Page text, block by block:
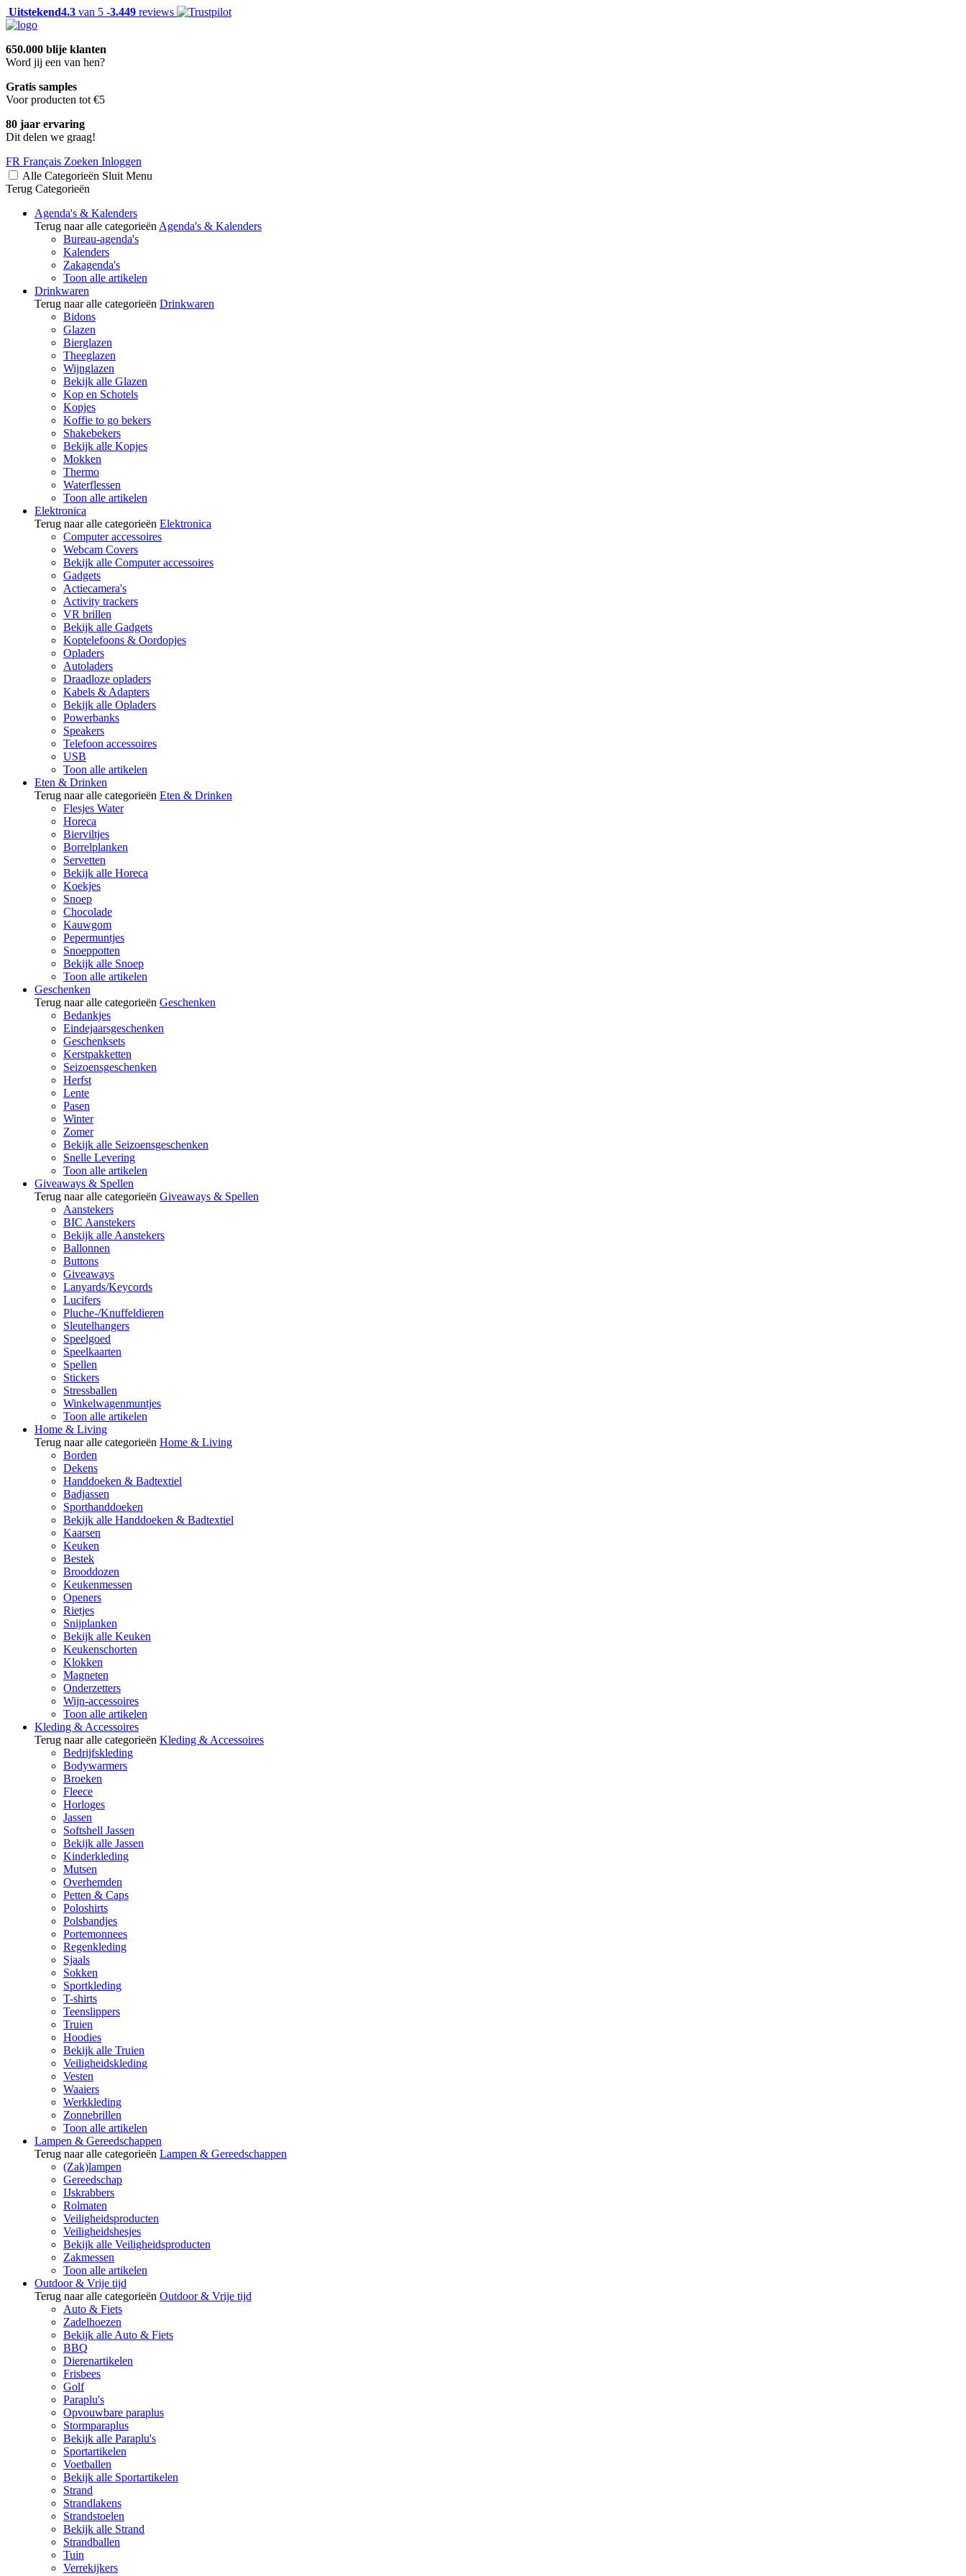
Uitstekend4.3 van 5 -3.449 reviews
650.000 blije klanten
Word jij een van hen?
Gratis samples
Voor producten tot €5
80 jaar ervaring
Dit delen we graag!
FR Français Zoeken Inloggen
Alle Categorieën Sluit Menu
Terug Categorieën
Agenda's & Kalenders
Terug naar alle categorieën Agenda's & Kalenders
Bureau-agenda's
Kalenders
Zakagenda's
Toon alle artikelen
Drinkwaren
Terug naar alle categorieën Drinkwaren
Bidons
Glazen
Bierglazen
Theeglazen
Wijnglazen
Bekijk alle Glazen
Kop en Schotels
Kopjes
Koffie to go bekers
Shakebekers
Bekijk alle Kopjes
Mokken
Thermo
Waterflessen
Toon alle artikelen
Elektronica
Terug naar alle categorieën Elektronica
Computer accessoires
Webcam Covers
Bekijk alle Computer accessoires
Gadgets
Actiecamera's
Activity trackers
VR brillen
Bekijk alle Gadgets
Koptelefoons & Oordopjes
Opladers
Autoladers
Draadloze opladers
Kabels & Adapters
Bekijk alle Opladers
Powerbanks
Speakers
Telefoon accessoires
USB
Toon alle artikelen
Eten & Drinken
Terug naar alle categorieën Eten & Drinken
Flesjes Water
Horeca
Bierviltjes
Borrelplanken
Servetten
Bekijk alle Horeca
Koekjes
Snoep
Chocolade
Kauwgom
Pepermuntjes
Snoeppotten
Bekijk alle Snoep
Toon alle artikelen
Geschenken
Terug naar alle categorieën Geschenken
Bedankjes
Eindejaarsgeschenken
Geschenksets
Kerstpakketten
Seizoensgeschenken
Herfst
Lente
Pasen
Winter
Zomer
Bekijk alle Seizoensgeschenken
Snelle Levering
Toon alle artikelen
Giveaways & Spellen
Terug naar alle categorieën Giveaways & Spellen
Aanstekers
BIC Aanstekers
Bekijk alle Aanstekers
Ballonnen
Buttons
Giveaways
Lanyards/Keycords
Lucifers
Pluche-/Knuffeldieren
Sleutelhangers
Speelgoed
Speelkaarten
Spellen
Stickers
Stressballen
Winkelwagenmuntjes
Toon alle artikelen
Home & Living
Terug naar alle categorieën Home & Living
Borden
Dekens
Handdoeken & Badtextiel
Badjassen
Sporthanddoeken
Bekijk alle Handdoeken & Badtextiel
Kaarsen
Keuken
Bestek
Brooddozen
Keukenmessen
Openers
Rietjes
Snijplanken
Bekijk alle Keuken
Keukenschorten
Klokken
Magneten
Onderzetters
Wijn-accessoires
Toon alle artikelen
Kleding & Accessoires
Terug naar alle categorieën Kleding & Accessoires
Bedrijfskleding
Bodywarmers
Broeken
Fleece
Horloges
Jassen
Softshell Jassen
Bekijk alle Jassen
Kinderkleding
Mutsen
Overhemden
Petten & Caps
Poloshirts
Polsbandjes
Portemonnees
Regenkleding
Sjaals
Sokken
Sportkleding
T-shirts
Teenslippers
Truien
Hoodies
Bekijk alle Truien
Veiligheidskleding
Vesten
Waaiers
Werkkleding
Zonnebrillen
Toon alle artikelen
Lampen & Gereedschappen
Terug naar alle categorieën Lampen & Gereedschappen
(Zak)lampen
Gereedschap
IJskrabbers
Rolmaten
Veiligheidsproducten
Veiligheidshesjes
Bekijk alle Veiligheidsproducten
Zakmessen
Toon alle artikelen
Outdoor & Vrije tijd
Terug naar alle categorieën Outdoor & Vrije tijd
Auto & Fiets
Zadelhoezen
Bekijk alle Auto & Fiets
BBQ
Dierenartikelen
Frisbees
Golf
Paraplu's
Opvouwbare paraplus
Stormparaplus
Bekijk alle Paraplu's
Sportartikelen
Voetballen
Bekijk alle Sportartikelen
Strand
Strandlakens
Strandstoelen
Bekijk alle Strand
Strandballen
Tuin
Verrekijkers